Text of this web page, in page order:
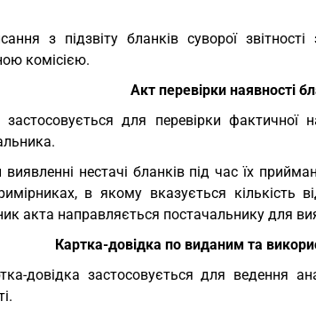
з підзвіту бланків суворої
комісією.
Акт перевірки наявності
застосовується для перевірки фактичної
виявленні нестачі бланків під час їх
в якому вказується кількість
акта направляється постачальнику для
Картка-довідка по виданим та
довідка застосовується для ведення